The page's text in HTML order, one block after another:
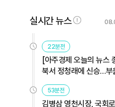
실시간 뉴스
22분전
[아주경제 오늘의 뉴스
북서 정청래에 신승…부
었다 外
53분전
김병삼 영천시장, 국회